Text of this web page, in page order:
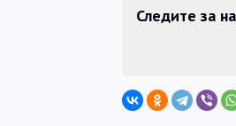
Следите за